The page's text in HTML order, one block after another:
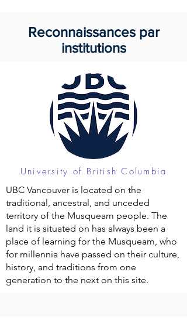
Reconnaissances par
institutions
University of British Columbia
UBC Vancouver is located on the
traditional, ancestral, and unceded
territory of the Musqueam people. The
land it is situated on has always been a
place of learning for the Musqueam, who
for millennia have passed on their culture,
history, and traditions from one
generation to the next on this site.